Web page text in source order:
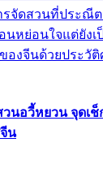
รจัดสวนที่ประณี
นหย่อนใจแต่ยังเ
งจีนด้วยประวัติ
วนอวี้หยวน จุดเ
น